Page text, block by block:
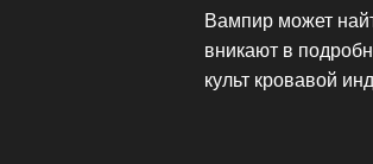
Вампир может
вникают в
культ кровавой